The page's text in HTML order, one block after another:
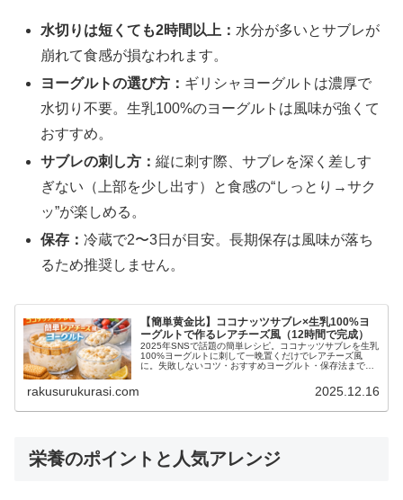
水切りは短くても2時間以上： 水分が多いとサブレが
崩れて食感が損なわれます。
ヨーグルトの選び方： ギリシャヨーグルトは濃厚で
水切り不要。生乳100%のヨーグルトは風味が強くて
おすすめ。
サブレの刺し方：縦に刺す際、サブレを深く差しす
ぎない（上部を少し出す）と食感の“しっとり→サク
ッ”が楽しめる。
保存：冷蔵で2〜3日が目安。長期保存は風味が落ち
るため推奨しません。
【簡単黄金比】ココナッツサブレ×生乳100%ヨ
ーグルトで作るレアチーズ風（12時間で完成）
2025年SNSで話題の簡単レシピ。ココナッツサブレを生乳
100%ヨーグルトに刺して一晩置くだけでレアチーズ風
に。失敗しないコツ・おすすめヨーグルト・保存法まで徹
rakusurukurasi.com 2025.12.16
栄養のポイントと人気アレンジ